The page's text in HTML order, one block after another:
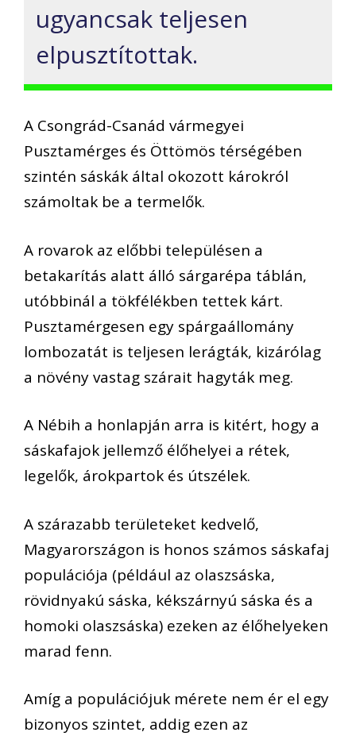
ugyancsak teljesen
elpusztítottak.
A Csongrád-Csanád vármegyei
Pusztamérges és Öttömös térségében
szintén sáskák által okozott károkról
számoltak be a termelők.
A rovarok az előbbi településen a
betakarítás alatt álló sárgarépa táblán,
utóbbinál a tökfélékben tettek kárt.
Pusztamérgesen egy spárgaállomány
lombozatát is teljesen lerágták, kizárólag
a növény vastag szárait hagyták meg.
A Nébih a honlapján arra is kitért, hogy a
sáskafajok jellemző élőhelyei a rétek,
legelők, árokpartok és útszélek.
A szárazabb területeket kedvelő,
Magyarországon is honos számos sáskafaj
populációja (például az olaszsáska,
rövidnyakú sáska, kékszárnyú sáska és a
homoki olaszsáska) ezeken az élőhelyeken
marad fenn.
Amíg a populációjuk mérete nem ér el egy
bizonyos szintet, addig ezen az